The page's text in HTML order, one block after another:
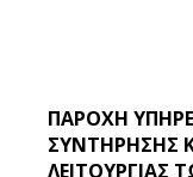
ΠΑΡΟΧΗ
ΣΥΝΤΗΡΗΣΗΣ